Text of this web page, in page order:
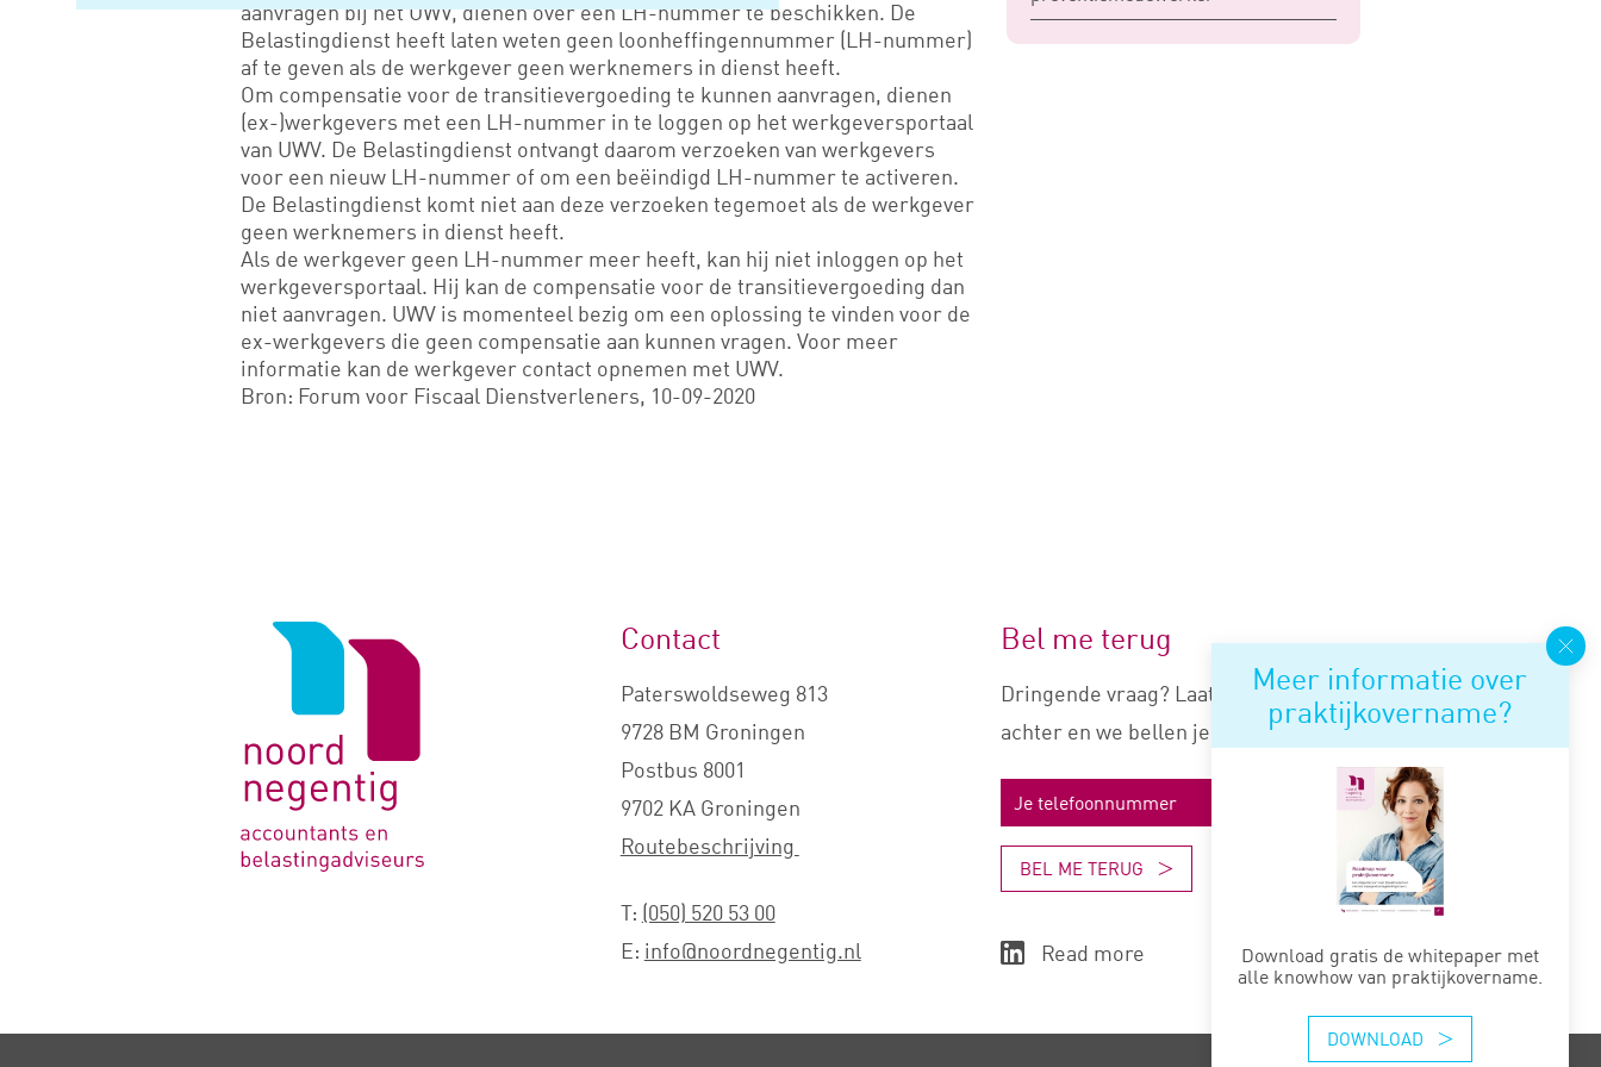
aanvragen bij het UWV, dienen over een LH-nummer te beschikken. De
Belastingdienst heeft laten weten geen loonheffingennummer (LH-nummer)
af te geven als de werkgever geen werknemers in dienst heeft.
Om compensatie voor de transitievergoeding te kunnen aanvragen, dienen
(ex-)werkgevers met een LH-nummer in te loggen op het werkgeversportaal
van UWV. De Belastingdienst ontvangt daarom verzoeken van werkgevers
voor een nieuw LH-nummer of om een beëindigd LH-nummer te activeren.
De Belastingdienst komt niet aan deze verzoeken tegemoet als de werkgever
geen werknemers in dienst heeft.
Als de werkgever geen LH-nummer meer heeft, kan hij niet inloggen op het
werkgeversportaal. Hij kan de compensatie voor de transitievergoeding dan
niet aanvragen. UWV is momenteel bezig om een oplossing te vinden voor de
ex-werkgevers die geen compensatie aan kunnen vragen. Voor meer
informatie kan de werkgever contact opnemen met UWV.
Bron: Forum voor Fiscaal Dienstverleners, 10-09-2020
Meer informatie over
praktijkovername?
Download gratis de whitepaper met
alle knowhow van praktijkovername.
DOWNLOAD
Logo
Contact
Paterswoldseweg 813
9728 BM Groningen
Postbus 8001
9702 KA Groningen
Routebeschrijving
T: (050) 520 53 00
E: info@noordnegentig.nl
Bel me terug
Dringende vraag? Laat je nummer
achter en we bellen je snel terug.
BEL ME TERUG
Read more